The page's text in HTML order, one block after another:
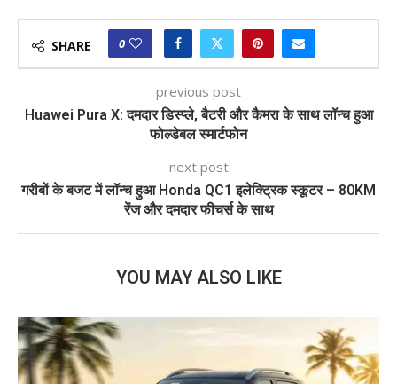
SHARE 0
previous post
Huawei Pura X: दमदार डिस्प्ले, बैटरी और कैमरा के साथ लॉन्च हुआ
फोल्डेबल स्मार्टफोन
next post
गरीबों के बजट में लॉन्च हुआ Honda QC1 इलेक्ट्रिक स्कूटर – 80KM
रेंज और दमदार फीचर्स के साथ
YOU MAY ALSO LIKE